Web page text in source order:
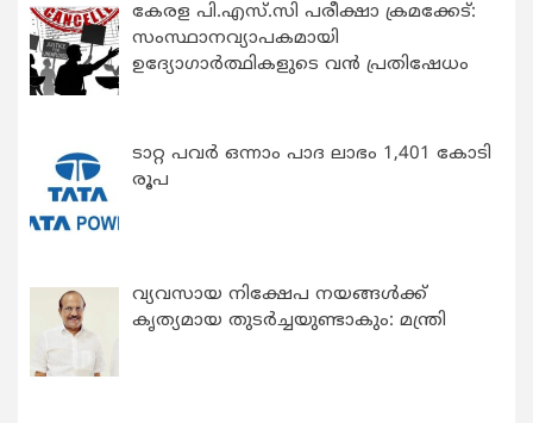
കേരള പി.എസ്.സി പരീക്ഷാ ക്രമക്കേട്:
സംസ്ഥാനവ്യാപകമായി
ഉദ്യോഗാര്‍ത്ഥികളുടെ വന്‍ പ്രതിഷേധം
ടാറ്റ പവർ ഒന്നാം പാദ ലാഭം 1,401 കോടി
രൂപ
വ്യവസായ നിക്ഷേപ നയങ്ങള്‍ക്ക്
കൃത്യമായ തുടര്‍ച്ചയുണ്ടാകും: മന്ത്രി